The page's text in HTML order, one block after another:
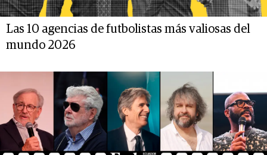
Las 10 agencias de futbolistas más valiosas del
mundo 2026